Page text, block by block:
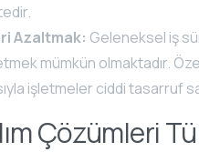
Azaltmak: Geleneksel iş
mümkün olmaktadır.
işletmeler ciddi tasarruf
Çözümleri